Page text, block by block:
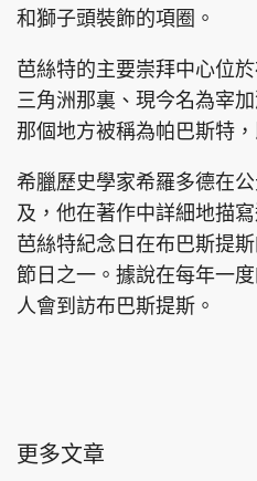
和獅子頭裝飾的項圈。
芭絲特的主要崇拜中心位
三角洲那裏、現今名為宰
那個地方被稱為帕巴斯特
希臘歷史學家希羅多德在
及，他在著作中詳細地描
芭絲特紀念日在布巴斯提
節日之一。據說在每年一
人會到訪布巴斯提斯。
更多文章